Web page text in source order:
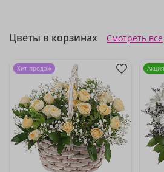
Цветы в корзинах Смотреть все
Хит продаж Акция